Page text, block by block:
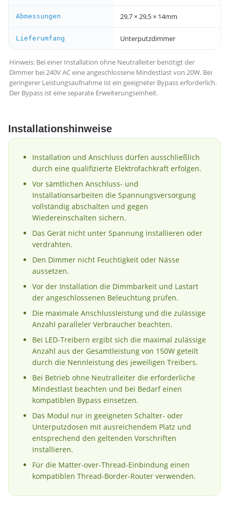
Abmessungen 29,7 × 29,5 × 14mm
Lieferumfang Unterputzdimmer
Hinweis: Bei einer Installation ohne Neutralleiter benötigt der
Dimmer bei 240V AC eine angeschlossene Mindestlast von 20W. Bei
geringerer Leistungsaufnahme ist ein geeigneter Bypass erforderlich.
Der Bypass ist eine separate Erweiterungseinheit.
Installationshinweise
Installation und Anschluss dürfen ausschließlich
durch eine qualifizierte Elektrofachkraft erfolgen.
Vor sämtlichen Anschluss- und
Installationsarbeiten die Spannungsversorgung
vollständig abschalten und gegen
Wiedereinschalten sichern.
Das Gerät nicht unter Spannung installieren oder
verdrahten.
Den Dimmer nicht Feuchtigkeit oder Nässe
aussetzen.
Vor der Installation die Dimmbarkeit und Lastart
der angeschlossenen Beleuchtung prüfen.
Die maximale Anschlussleistung und die zulässige
Anzahl paralleler Verbraucher beachten.
Bei LED-Treibern ergibt sich die maximal zulässige
Anzahl aus der Gesamtleistung von 150W geteilt
durch die Nennleistung des jeweiligen Treibers.
Bei Betrieb ohne Neutralleiter die erforderliche
Mindestlast beachten und bei Bedarf einen
kompatiblen Bypass einsetzen.
Das Modul nur in geeigneten Schalter- oder
Unterputzdosen mit ausreichendem Platz und
entsprechend den geltenden Vorschriften
installieren.
Für die Matter-over-Thread-Einbindung einen
kompatiblen Thread-Border-Router verwenden.